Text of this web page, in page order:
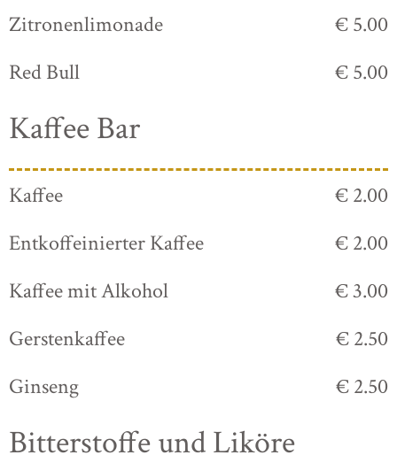
Zitronenlimonade
€ 5.00
Red Bull
€ 5.00
Kaffee Bar
Kaffee
€ 2.00
Entkoffeinierter Kaffee
€ 2.00
Kaffee mit Alkohol
€ 3.00
Gerstenkaffee
€ 2.50
Ginseng
€ 2.50
Bitterstoffe und Liköre